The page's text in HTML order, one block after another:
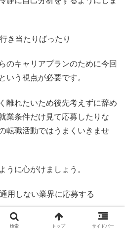
き当たりばったり
のキャリアプランのために今回
いう視点が必要です。
離れたいため後先考えずに辞め
業条件だけ見て応募したりな
転職活動ではうまくいきませ
うに心がけましょう。
用しない業界に応募する
しない異業種への転職は、当然
検索 トップ サイドバー